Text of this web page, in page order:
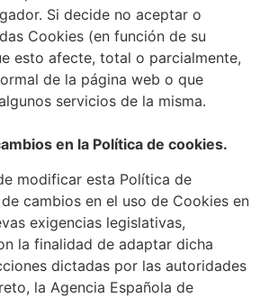
Si decide no aceptar o
Cookies (en función de su
esto afecte, total o parcialmente,
de la página web o que
servicios de la misma.
en la Política de cookies.
modificar esta Política de
cambios en el uso de Cookies en
exigencias legislativas,
la finalidad de adaptar dicha
dictadas por las autoridades
la Agencia Española de